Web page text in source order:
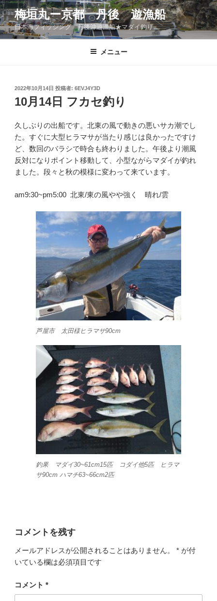
コ
ン
テ
ン
梅垣丸ー京都 丹後 遊漁船
日本海フィッシング 丹後沖遊漁船★マダイ釣り
メニュー
投
稿
日:
2022年10月14日 投稿者: 6EVJ4Y3D
10月14日 フカセ釣り
久しぶりの出船です。北東の風で動きの悪いサカ潮でし
た。すぐに大型ヒラマサが当たり感じは良かったですけ
ど、数回のバラシで時合も終わりました。午後より潮風
反対になりポイント移動して、小型ながらマダイが釣れ
ました。段々と秋の模様に変わって来ています。
am9:30~pm5:00 北東/東の風やや強く 晴れ/雲
芦屋市 太田様ヒラマサ90cm
釣果 マダイ30~61cm15匹 コダイ他5匹 ヒラマ
サ90cm ハマチ63~66cm2匹
コメントを残す
メールアドレスが公開されることはありません。 * が付
いている欄は必須項目です
コメント *